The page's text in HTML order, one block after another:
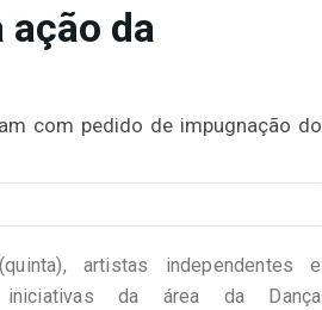
da
com pedido de impugnação do
artistas independentes e
iniciativas da área da Dança